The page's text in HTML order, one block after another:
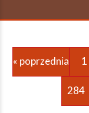
« poprzednia 1
284